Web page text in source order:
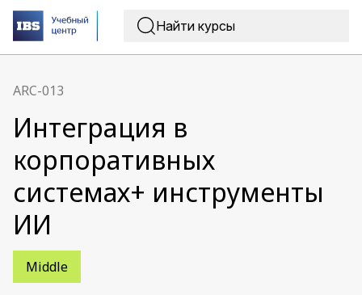
ARC-013
Интеграция в
корпоративных
системах+ инструменты
ИИ
Middle